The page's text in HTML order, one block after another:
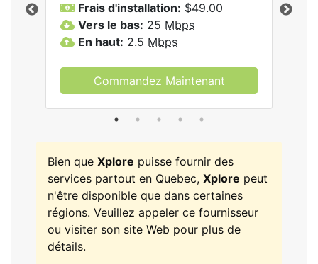
Frais d'installation: $49.00
Vers le bas: 25 Mbps
En haut: 2.5 Mbps
Commandez Maintenant
Bien que Xplore puisse fournir des
services partout en Quebec, Xplore peut
n'être disponible que dans certaines
régions. Veuillez appeler ce fournisseur
ou visiter son site Web pour plus de
détails.